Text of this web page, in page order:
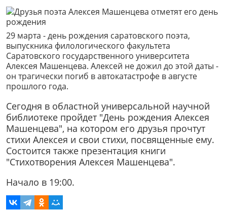
29 марта - день рождения саратовского поэта,
выпускника филологического факультета
Саратовского государственного университета
Алексея Машенцева. Алексей не дожил до этой даты -
он трагически погиб в автокатастрофе в августе
прошлого года.
Сегодня в областной универсальной научной
библиотеке пройдет "День рождения Алексея
Машенцева", на котором его друзья прочтут
стихи Алексея и свои стихи, посвященные ему.
Состоится также презентация книги
"Стихотворения Алексея Машенцева".
Начало в 19:00.